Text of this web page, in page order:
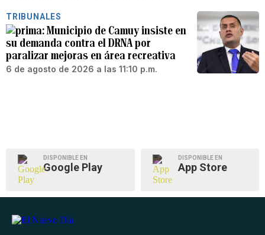
TRIBUNALES
Municipio de Camuy insiste en
su demanda contra el DRNA por
paralizar mejoras en área recreativa
6 de agosto de 2026 a las 11:10 p.m.
DISPONIBLE EN
Google Play
DISPONIBLE EN
App Store